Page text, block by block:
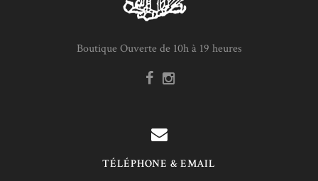
Boutique Ouverte de 10h à 19 heures
TÉLÉPHONE & EMAIL